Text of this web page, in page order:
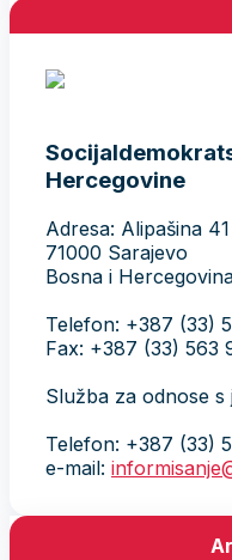
Hercegovine
Adresa: Alipašina 41
71000 Sarajevo
Bosna i
Telefon: +387 (33)
Fax: +387 (33) 563
Služba za odnose s
Telefon: +387 (33)
e-mail: